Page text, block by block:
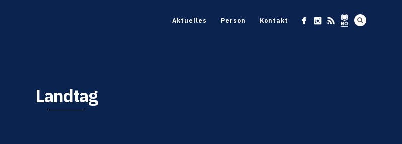
Aktuelles Person Kontakt
Landtag